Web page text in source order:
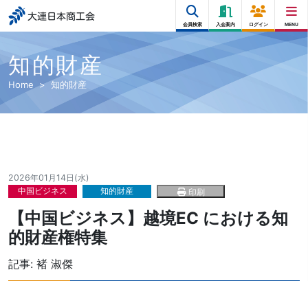
大連日本商工会
会員検索 入会案内 ログイン MENU
知的財産
Home 知的財産
2026年01月14日(水)
中国ビジネス
知的財産 印刷
【中国ビジネス】越境EC における知
的財産権特集
記事: 褚 淑傑